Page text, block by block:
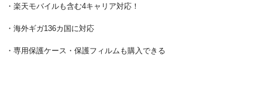
・楽天モバイルも含む4キャリア対応！
・海外ギガ136カ国に対応
・専用保護ケース・保護フィルムも購入できる